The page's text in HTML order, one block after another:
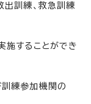
出訓練、救急訓練
施することができ
練参加機関の